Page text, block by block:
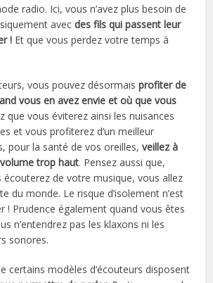
radio. Ici, vous n’avez plus besoin de
avecdes fils qui passent leur
! Et que vous perdez votre temps à
vous pouvez désormaisprofiter de
vous en avez envie et où que vous
que vous éviterez ainsi les nuisances
et vous profiterez d’un meilleur
pour la santé de vos oreilles,veillez à
trop haut. Pensez aussi que,
écouterez de votre musique, vous allez
du monde. Le risque d’isolement n’est
! Prudence également quand vous êtes
n’entendrez pas les klaxons ni les
sonores.
certains modèles d’écouteurs disposent